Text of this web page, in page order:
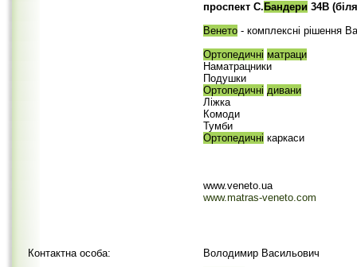
проспект С. Бандери 34В
Венето - комплексні рішення
Ортопедичні матраци
Наматрацники
Подушки
Ортопедичні дивани
Ліжка
Комоди
Тумби
Ортопедичні каркаси
www.veneto.ua
www.matras-veneto.com
Контактна особа:
Володимир Васильович